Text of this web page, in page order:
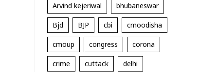
Arvind kejeriwal bhubaneswar
Bjd BJP cbi cmoodisha
cmoup congress corona
crime cuttack delhi